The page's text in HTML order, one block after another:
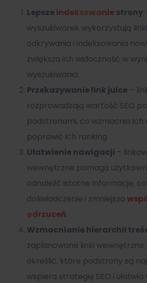
Lepszeindeksowaniestrony
wyszukiwarek wykorzystują
odkrywania i indeksowania
zwiększa ich widoczność w
wyszukiwania.
Przekazywanie link juice –
rozprowadzają wartość SEO
podstronami, co wzmacnia
poprawić ich ranking.
Ułatwienie nawigacji –
wewnętrzne pomaga
odnaleźć istotne informacje,
doświadczenie i zmniejsza
odrzuceń.
Wzmacnianie hierarchii
zaplanowane linki wewnętrzne
określić, które podstrony są
wspiera strategię SEO i